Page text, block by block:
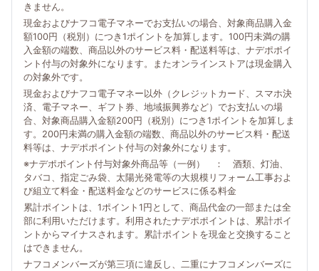
きません。
現金およびナフコ電子マネーでお支払いの場合、対象商品購入金
額100円（税別）につき1ポイントを加算します。100円未満の購
入金額の端数、商品以外のサービス料・配送料等は、ナデポポイ
ント付与の対象外になります。またオンラインストアは現金購入
の対象外です。
現金およびナフコ電子マネー以外（クレジットカード、スマホ決
済、電子マネー、ギフト券、地域振興券など）でお支払いの場
合、対象商品購入金額200円（税別）につき1ポイントを加算しま
す。200円未満の購入金額の端数、商品以外のサービス料・配送
料等は、ナデポポイント付与の対象外になります。
※ナデポポイント付与対象外商品等（一例） ： 酒類、灯油、
タバコ、指定ごみ袋、太陽光発電等の大規模リフォーム工事およ
び組立て料金・配送料金などのサービスに係る料金
累計ポイントは、1ポイント1円として、商品代金の一部または全
部に利用いただけます。利用されたナデポポイントは、累計ポイ
ントからマイナスされます。累計ポイントを現金と交換すること
はできません。
ナフコメンバーズが第三項に違反し、二重にナフコメンバーズに